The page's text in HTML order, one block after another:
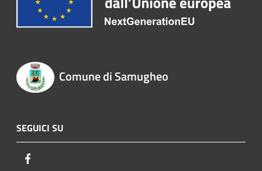
Comune di Samugheo
SEGUICI SU